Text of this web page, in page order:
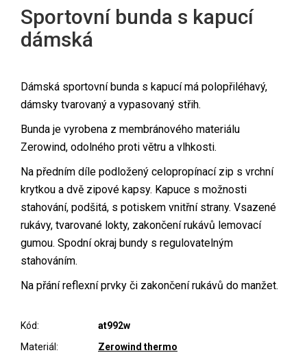
Sportovní bunda s kapucí
dámská
Dámská sportovní bunda s kapucí má polopřiléhavý,
dámsky tvarovaný a vypasovaný střih.
Bunda je vyrobena z membránového materiálu
Zerowind, odolného proti větru a vlhkosti.
Na předním díle podložený celopropínací zip s vrchní
krytkou a dvě zipové kapsy. Kapuce s možnosti
stahování, podšitá, s potiskem vnitřní strany. Vsazené
rukávy, tvarované lokty, zakončení rukávů lemovací
gumou. Spodní okraj bundy s regulovatelným
stahováním.
Na přání reflexní prvky či zakončení rukávů do manžet.
Kód:
at992w
Materiál:
Zerowind thermo